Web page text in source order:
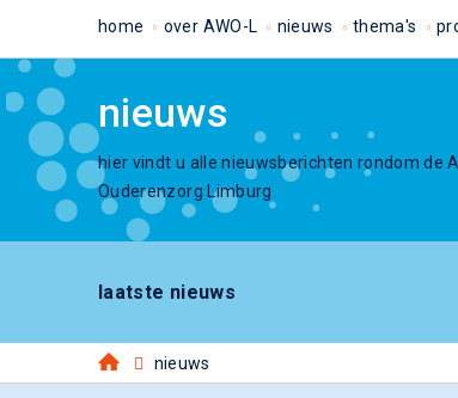
home over AWO-L nieuws thema's
nieuws
hier vindt u alle nieuwsberichten rondom de
Ouderenzorg Limburg
laatste nieuws
nieuws